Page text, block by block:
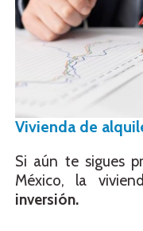
Vivienda de
Si aún te sigues
México, la
inversión.